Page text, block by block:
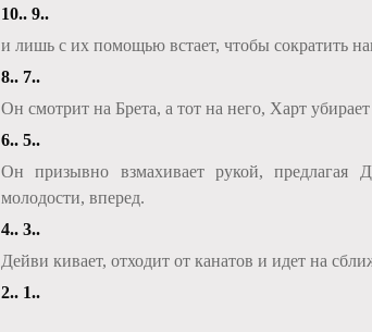
10.. 9..
и лишь с их помощью встает, чтобы сократить
8.. 7..
Он смотрит на Брета, а тот на него, Харт
6.. 5..
Он призывно взмахивает рукой, предлагая
молодости, вперед.
4.. 3..
Дейви кивает, отходит от канатов и идет на
2.. 1..